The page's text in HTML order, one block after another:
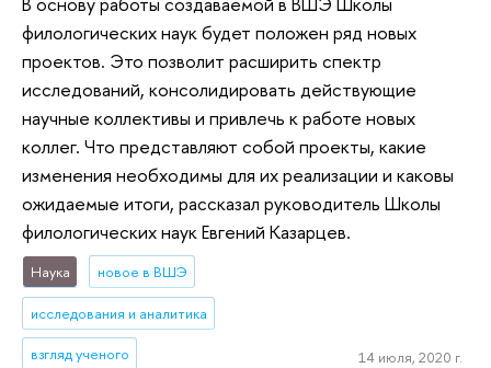
филологических наук будет положен ряд новых
проектов. Это позволит расширить спектр
исследований, консолидировать действующие
научные коллективы и привлечь к работе новых
коллег. Что представляют собой проекты, какие
изменения необходимы для их реализации и каковы
ожидаемые итоги, рассказал руководитель Школы
филологических наук Евгений Казарцев.
Наука новое в ВШЭ
исследования и аналитика
взгляд ученого 14 июля, 2020 г.